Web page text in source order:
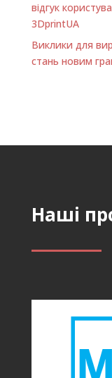
відгук
3DprintUA
Виклики для
стань новим
Наші